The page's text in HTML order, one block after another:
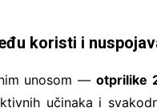
koristi i
unosom — otprilike
učinaka i